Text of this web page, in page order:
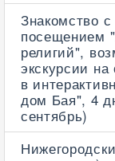
Знакомство
посещением
религий",
экскурсии
в
дом Бая", 4
сентябрь)